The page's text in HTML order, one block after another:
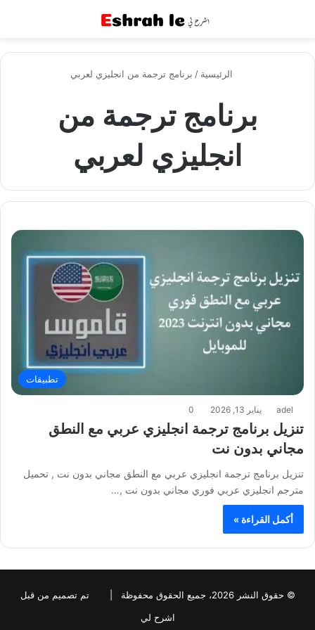
الرئيسية / برنامج ترجمة من انجليزي لعربي
برنامج ترجمة من
انجليزي لعربي
تطبيقات
adel يناير 13, 2026 0
تنزيل برنامج ترجمة انجليزي عربي مع النطق
مجاني بدون نت
تنزيل برنامج ترجمة انجليزي عربي مع النطق مجاني بدون نت , تحميل
مترجم انجليزي عربي فوري مجاني بدون نت ,…
أكمل القراءة »
© حقوق النشر 2026، جميع الحقوق محفوظة |
تم تصميم من قبل
اشرح لي